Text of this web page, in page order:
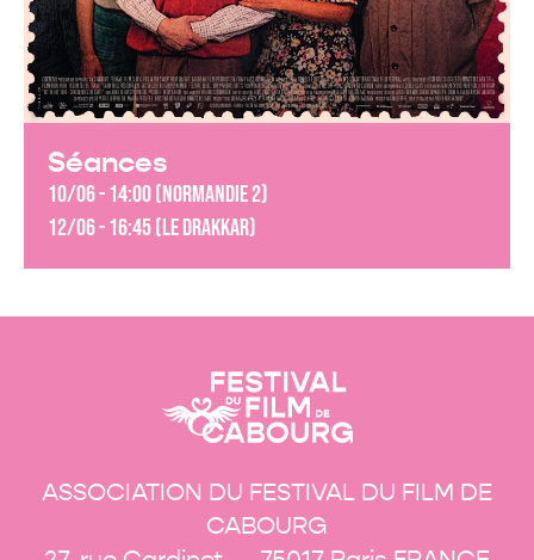
Séances
10/06 - 14:00 (Normandie 2)
12/06 - 16:45 (Le Drakkar)
ASSOCIATION DU FESTIVAL DU FILM DE
CABOURG